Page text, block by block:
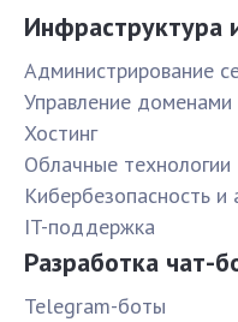
Инфраструктура
Администрирование
Управление доменами
Хостинг
Облачные технологии
Кибербезопасность и
IT-поддержка
Разработка чат-
Telegram-боты